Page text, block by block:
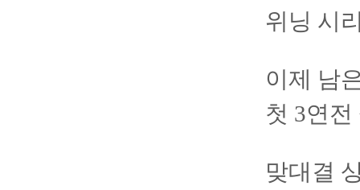
위닝 시
이제 남
첫 3연
맞대결